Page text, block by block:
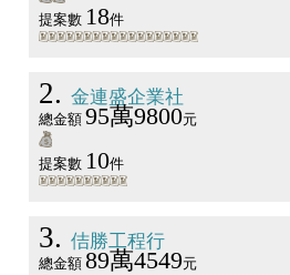
提案數 18件
2 金連盛企業社
總金額 95萬9800元
提案數 10件
3 佶勝工程行
總金額 89萬4549元